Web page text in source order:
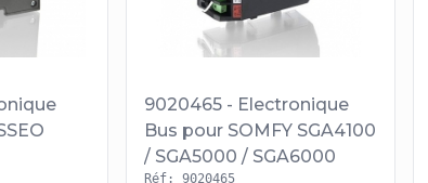
9020465 - Electronique
Bus pour SOMFY SGA4100
/ SGA5000 / SGA6000
Réf: 9020465